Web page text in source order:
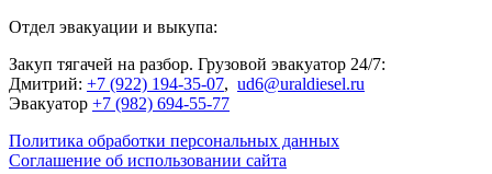
Отдел эвакуации и выкупа:
Закуп тягачей на разбор. Грузовой эвакуатор 24/7:
Дмитрий: +7 (922) 194-35-07, ud6@uraldiesel.ru
Эвакуатор +7 (982) 694-55-77
Политика обработки персональных данных
Соглашение об использовании сайта